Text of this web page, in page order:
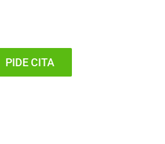
PIDE CITA